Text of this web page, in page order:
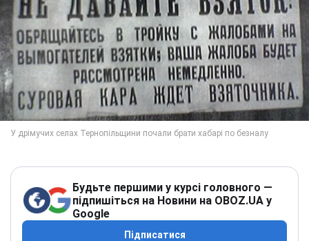
Будьте першими у курсі головного —
підпишіться на Новини на OBOZ.UA у
Google
Підписатися